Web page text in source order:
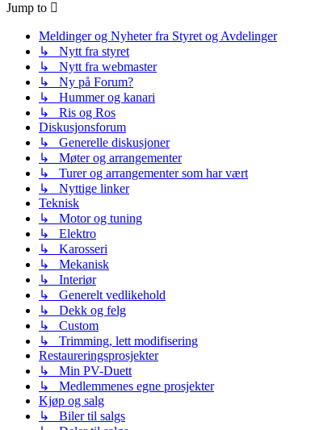
Jump to
Meldinger og Nyheter fra Styret og Avdelinger
↳ Nytt fra styret
↳ Nytt fra webmaster
↳ Ny på Forum?
↳ Hummer og kanari
↳ Ris og Ros
Diskusjonsforum
↳ Generelle diskusjoner
↳ Møter og arrangementer
↳ Turer og arrangementer som har vært
↳ Nyttige linker
Teknisk
↳ Motor og tuning
↳ Elektro
↳ Karosseri
↳ Mekanisk
↳ Interiør
↳ Generelt vedlikehold
↳ Dekk og felg
↳ Custom
↳ Trimming, lett modifisering
Restaureringsprosjekter
↳ Min PV-Duett
↳ Medlemmenes egne prosjekter
Kjøp og salg
↳ Biler til salgs